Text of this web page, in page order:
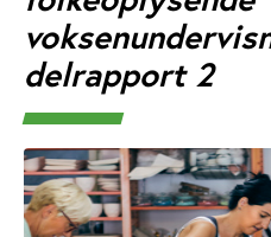
delrapport 2